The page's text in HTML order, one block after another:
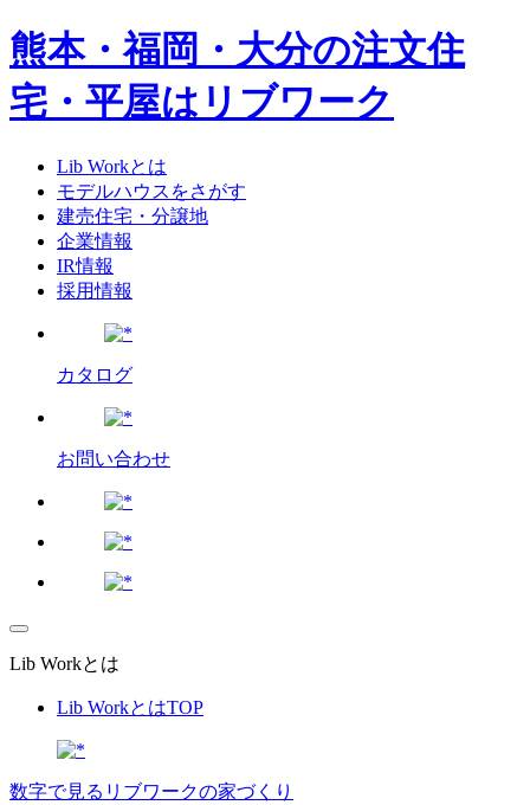
熊本・福岡・大分の注文住
宅・平屋はリブワーク
Lib Workとは
モデルハウスをさがす
建売住宅・分譲地
企業情報
IR情報
採用情報
カタログ
お問い合わせ
Lib Workとは
Lib WorkとはTOP
数字で⾒るリブワークの家づくり